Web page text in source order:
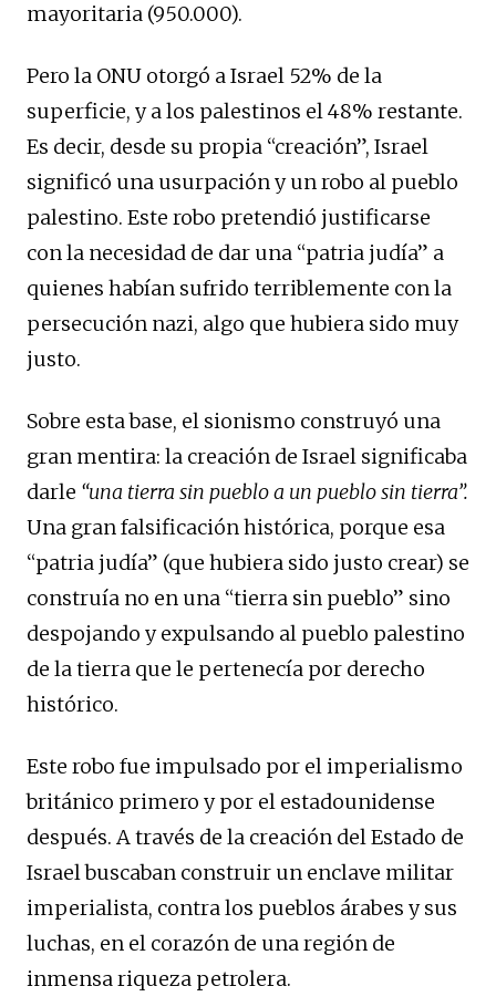
mayoritaria (950.000).
Pero la ONU otorgó a Israel 52% de la
superficie, y a los palestinos el 48% restante.
Es decir, desde su propia “creación”, Israel
significó una usurpación y un robo al pueblo
palestino. Este robo pretendió justificarse
con la necesidad de dar una “patria judía” a
quienes habían sufrido terriblemente con la
persecución nazi, algo que hubiera sido muy
justo.
Sobre esta base, el sionismo construyó una
gran mentira: la creación de Israel significaba
darle “una tierra sin pueblo a un pueblo sin tierra”.
Una gran falsificación histórica, porque esa
“patria judía” (que hubiera sido justo crear) se
construía no en una “tierra sin pueblo” sino
despojando y expulsando al pueblo palestino
de la tierra que le pertenecía por derecho
histórico.
Este robo fue impulsado por el imperialismo
británico primero y por el estadounidense
después. A través de la creación del Estado de
Israel buscaban construir un enclave militar
imperialista, contra los pueblos árabes y sus
luchas, en el corazón de una región de
inmensa riqueza petrolera.